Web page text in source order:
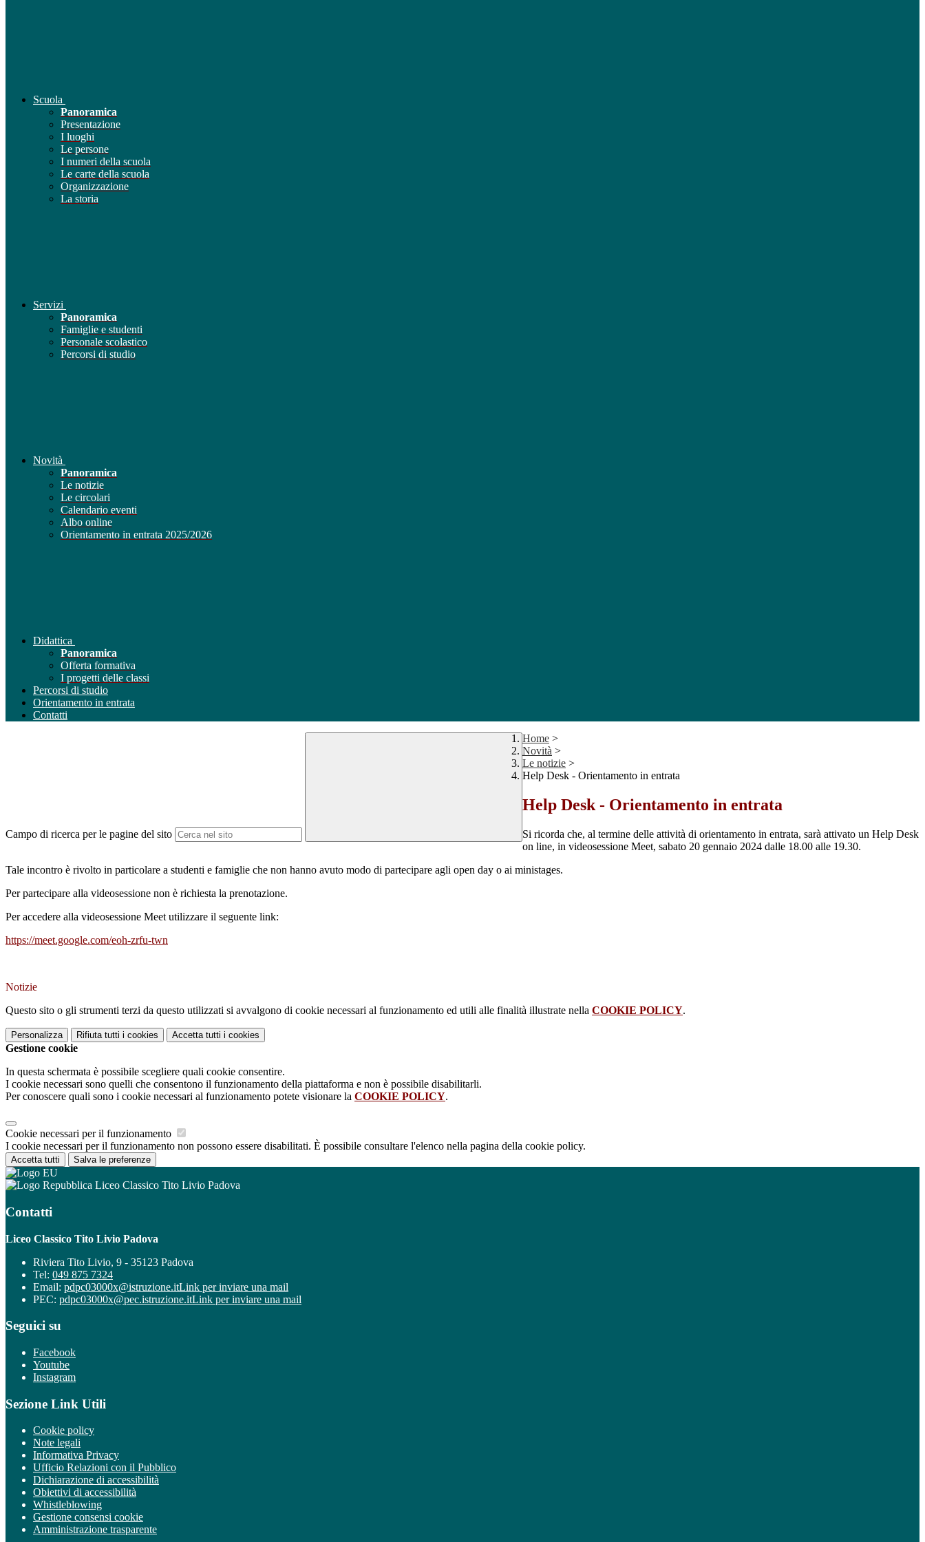
Scuola
Panoramica
Presentazione
I luoghi
Le persone
I numeri della scuola
Le carte della scuola
Organizzazione
La storia
Servizi
Panoramica
Famiglie e studenti
Personale scolastico
Percorsi di studio
Novità
Panoramica
Le notizie
Le circolari
Calendario eventi
Albo online
Orientamento in entrata 2025/2026
Didattica
Panoramica
Offerta formativa
I progetti delle classi
Percorsi di studio
Orientamento in entrata
Contatti
Campo di ricerca per le pagine del sito
Home >
Novità >
Le notizie >
Help Desk - Orientamento in entrata
Help Desk - Orientamento in entrata
Si ricorda che, al termine delle attività di orientamento in entrata, sarà attivato un Help Desk
on line, in videosessione Meet, sabato 20 gennaio 2024 dalle 18.00 alle 19.30.
Tale incontro è rivolto in particolare a studenti e famiglie che non hanno avuto modo di partecipare agli open day o ai ministages.
Per partecipare alla videosessione non è richiesta la prenotazione.
Per accedere alla videosessione Meet utilizzare il seguente link:
https://meet.google.com/eoh-zrfu-twn
Notizie
Questo sito o gli strumenti terzi da questo utilizzati si avvalgono di cookie necessari al funzionamento ed utili alle finalità illustrate nella COOKIE POLICY.
Personalizza Rifiuta tutti i cookies Accetta tutti i cookies
Gestione cookie
In questa schermata è possibile scegliere quali cookie consentire.
I cookie necessari sono quelli che consentono il funzionamento della piattaforma e non è possibile disabilitarli.
Per conoscere quali sono i cookie necessari al funzionamento potete visionare la COOKIE POLICY.
Cookie necessari per il funzionamento
I cookie necessari per il funzionamento non possono essere disabilitati. È possibile consultare l'elenco nella pagina della cookie policy.
Accetta tutti Salva le preferenze
Liceo Classico Tito Livio Padova
Contatti
Liceo Classico Tito Livio Padova
Riviera Tito Livio, 9 - 35123 Padova
Tel: 049 875 7324
Email: pdpc03000x@istruzione.itLink per inviare una mail
PEC: pdpc03000x@pec.istruzione.itLink per inviare una mail
Seguici su
Facebook
Youtube
Instagram
Sezione Link Utili
Cookie policy
Note legali
Informativa Privacy
Ufficio Relazioni con il Pubblico
Dichiarazione di accessibilità
Obiettivi di accessibilità
Whistleblowing
Gestione consensi cookie
Amministrazione trasparente